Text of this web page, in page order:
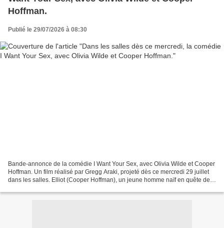
Hoffman.
Publié le 29/07/2026 à 08:30
Bande-annonce de la comédie I Want Your Sex, avec Olivia Wilde et Cooper
Hoffman. Un film réalisé par Gregg Araki, projeté dès ce mercredi 29 juillet
dans les salles. Elliot (Cooper Hoffman), un jeune homme naïf en quête de